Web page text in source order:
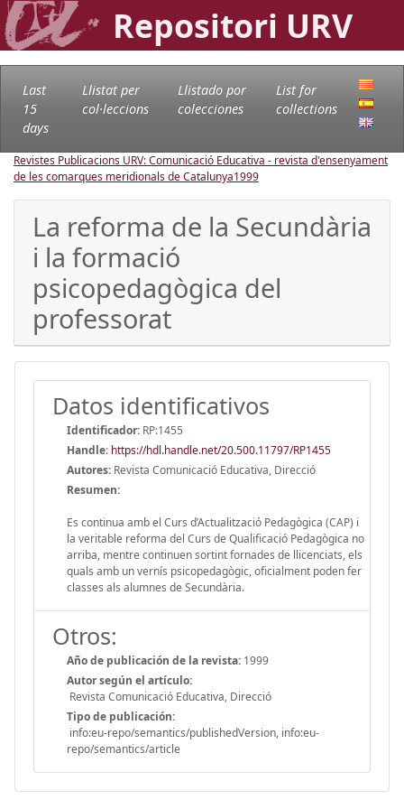
Repositori URV
Last
15
days
Llistat per
col·leccions
Llistado por
colecciones
List for
collections
Revistes Publicacions URV: Comunicació Educativa - revista d'ensenyament
de les comarques meridionals de Catalunya1999
La reforma de la Secundària
i la formació
psicopedagògica del
professorat
Datos identificativos
Identificador: RP:1455
Handle: https://hdl.handle.net/20.500.11797/RP1455
Autores: Revista Comunicació Educativa, Direcció
Resumen:
Es continua amb el Curs d’Actualització Pedagògica (CAP) i
la veritable reforma del Curs de Qualificació Pedagògica no
arriba, mentre continuen sortint fornades de llicenciats, els
quals amb un vernís psicopedagògic, oficialment poden fer
classes als alumnes de Secundària.
Otros:
Año de publicación de la revista: 1999
Autor según el artículo:
Revista Comunicació Educativa, Direcció
Tipo de publicación:
info:eu-repo/semantics/publishedVersion, info:eu-
repo/semantics/article